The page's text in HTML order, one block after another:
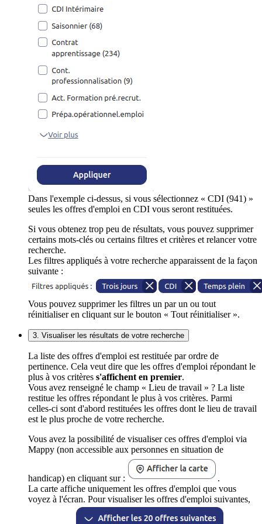
Dans l'exemple ci-dessus, si vous sélectionnez « CDI (941) »
seules les offres d'emploi en CDI vous seront restituées.
Si vous obtenez trop peu de résultats, vous pouvez supprimer
certains mots-clés ou certains filtres et critères et relancer votre
recherche.
Les filtres appliqués à votre recherche apparaissent de la façon
suivante :
Vous pouvez supprimer les filtres un par un ou tout
réinitialiser en cliquant sur le bouton « Tout réinitialiser ».
3. Visualiser les résultats de votre recherche
La liste des offres d'emploi est restituée par ordre de
pertinence. Cela veut dire que les offres d'emploi répondant le
plus à vos critères s'affichent en premier.
Vous avez renseigné le champ « Lieu de travail » ? La liste
restitue les offres répondant le plus à vos critères. Parmi
celles-ci sont d'abord restituées les offres dont le lieu de travail
est le plus proche de votre recherche.
Vous avez la possibilité de visualiser ces offres d'emploi via
Mappy (non accessible aux personnes en situation de
handicap) en cliquant sur :
.
La carte affiche uniquement les offres d'emploi que vous
voyez à l'écran. Pour visualiser les offres d'emploi suivantes,